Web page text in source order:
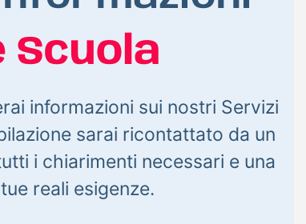
Scuola
informazioni sui nostri Servizi
sarai ricontattato da un
i chiarimenti necessari e una
reali esigenze.